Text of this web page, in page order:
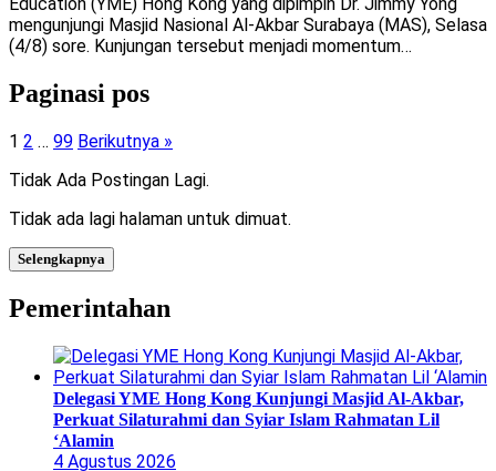
mengunjungi Masjid Nasional Al-Akbar Surabaya (MAS), Selasa
(4/8) sore. Kunjungan tersebut menjadi momentum…
Paginasi pos
1 2 … 99 Berikutnya »
Tidak Ada Postingan Lagi.
Tidak ada lagi halaman untuk dimuat.
Selengkapnya
Pemerintahan
Delegasi YME Hong Kong Kunjungi Masjid Al-Akbar,
Perkuat Silaturahmi dan Syiar Islam Rahmatan Lil
‘Alamin
4 Agustus 2026